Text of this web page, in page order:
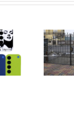
Kapu
távirányító
másolás